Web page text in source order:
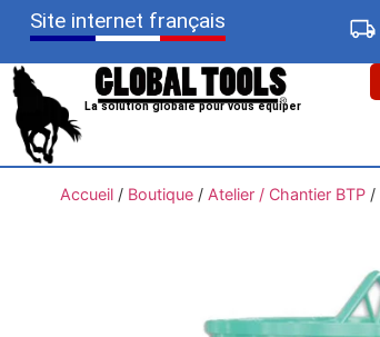
Site internet français
La solution globale pour vous équiper
Accueil/ Boutique/ Atelier / Chantier BTP/